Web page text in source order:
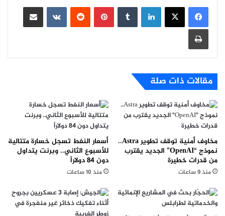
لينكدإن بينتيريست
مشاركة عبر البريد
طباعة
مقالات ذات صلة
مخاوف أمنية توقف تطوير Astra..
نموذج “OpenAI” الجديد يقترب
من قدرات خطيرة
منذ 9 ساعات
أسعار النفط تسجل خسارة متتالية
للأسبوع الثاني.. وبرنت يتداول
دون 84 دولاراً
منذ 10 ساعات